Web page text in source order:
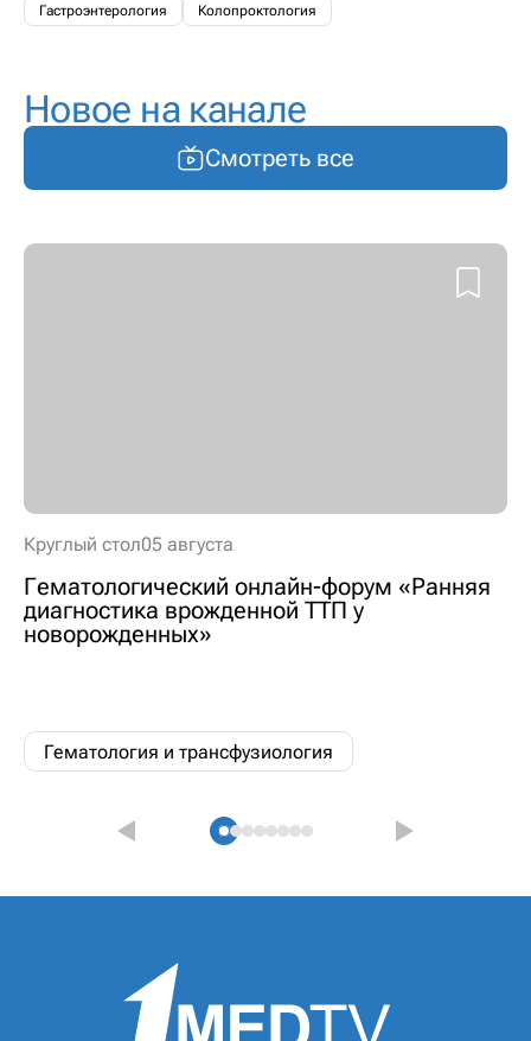
Гастроэнтерология Колопроктология
Новое на канале
Смотреть все
Круглый стол05 августа
Гематологический онлайн-форум «Ранняя
диагностика врожденной ТТП у
новорожденных»
Гематология и трансфузиология